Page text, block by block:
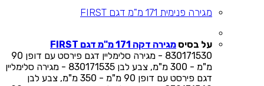
מגירה פנימית 171 מ"מ דגם FIRST
על בסיס מגירה דקה 171 מ"מ דגם FIRST
830171530 - מגירה סלימליין דגם פירסט עם דופן 90
מ"מ - 300 מ"מ, צבע לבן 830171535 - מגירה סלימליין
דגם פירסט עם דופן 90 מ"מ - 350 מ"מ, צבע לבן